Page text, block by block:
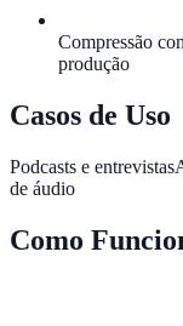
Compressão
produção
Casos de Uso
Podcasts e entrevistas
de áudio
Como